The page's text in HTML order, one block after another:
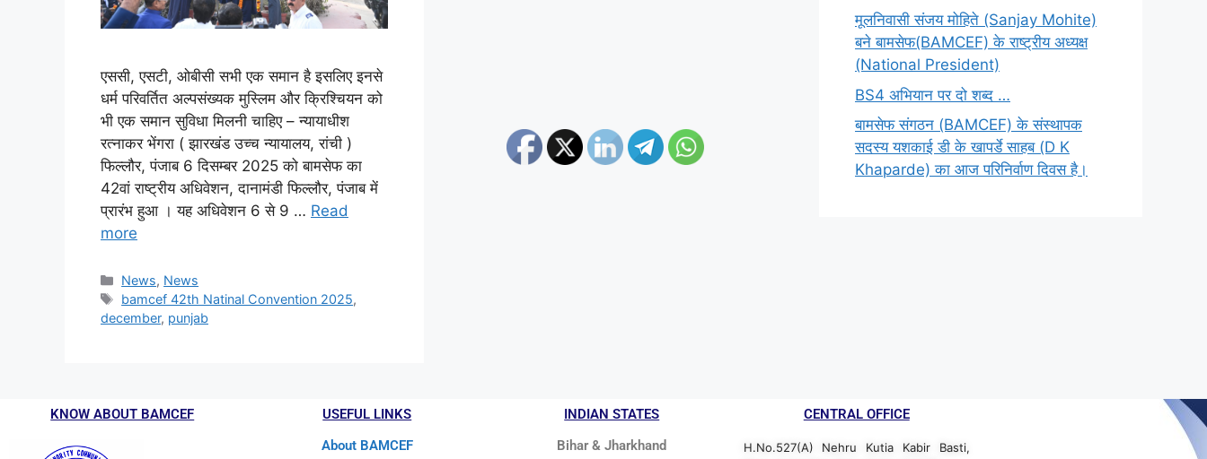
एससी, एसटी, ओबीसी सभी एक समान है इसलिए इनसे
धर्म परिवर्तित अल्पसंख्यक मुस्लिम और क्रिश्चियन को
भी एक समान सुविधा मिलनी चाहिए – न्यायाधीश
रत्नाकर भेंगरा ( झारखंड उच्च न्यायालय, रांची )
फिल्लौर, पंजाब 6 दिसम्बर 2025 को बामसेफ का
42वां राष्ट्रीय अधिवेशन, दानामंडी फिल्लौर, पंजाब में
प्रारंभ हुआ । यह अधिवेशन 6 से 9 … Read
more
News, News
bamcef 42th Natinal Convention 2025,
december, punjab
मूलनिवासी संजय मोहिते (Sanjay Mohite)
बने बामसेफ(BAMCEF) के राष्ट्रीय अध्यक्ष
(National President)
BS4 अभियान पर दो शब्द …
बामसेफ संगठन (BAMCEF) के संस्थापक
सदस्य यशकाई डी के खापर्डे साहब (D K
Khaparde) का आज परिनिर्वाण दिवस है।
KNOW ABOUT BAMCEF
USEFUL LINKS
About BAMCEF
INDIAN STATES
Bihar & Jharkhand
CENTRAL OFFICE
H.No.527(A) Nehru Kutia Kabir Basti,